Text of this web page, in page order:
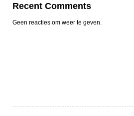
Recent Comments
Geen reacties om weer te geven.